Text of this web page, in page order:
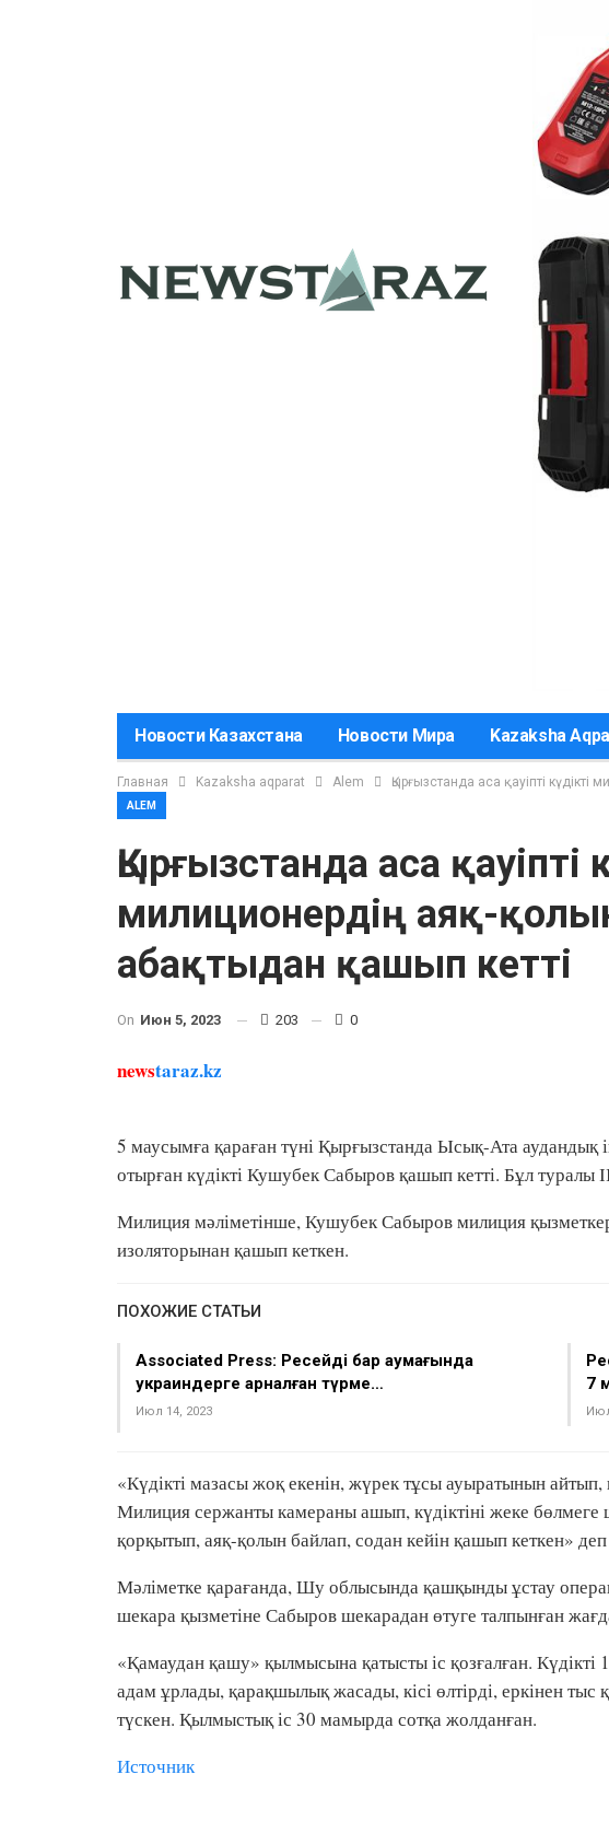
Новости Казахстана Новости Мира Kazaksha
Главная Kazaksha aqparat Alem Қырғызстанда аса қауіпті
ALEM
Қырғызстанда аса қауіпті
милиционердің аяқ-
абақтыдан қашып кетті
On Июн 5, 2023 203 0
newstaraz.kz
5 маусымға қараған түні Қырғызстанда Ысық-Ата аудандық
отырған күдікті Кушубек Сабыров қашып кетті. Бұл туралы
Милиция мәліметінше, Кушубек Сабыров милиция
изоляторынан қашып кеткен.
ПОХОЖИЕ СТАТЬИ
Associated Press: Ресейдің бар аумағында
украиндерге арналған түрме…
Июл 14, 2023
7
«Күдікті мазасы жоқ екенін, жүрек тұсы ауыратынын
Милиция сержанты камераны ашып, күдіктіні жеке
қорқытып, аяқ-қолын байлап, содан кейін қашып кеткен»
Мәліметке қарағанда, Шу облысында қашқынды ұстау
шекара қызметіне Сабыров шекарадан өтуге талпынған
«Қамаудан қашу» қылмысына қатысты іс қозғалған.
адам ұрлады, қарақшылық жасады, кісі өлтірді, еркінен
түскен. Қылмыстық іс 30 мамырда сотқа жолданған.
Источник